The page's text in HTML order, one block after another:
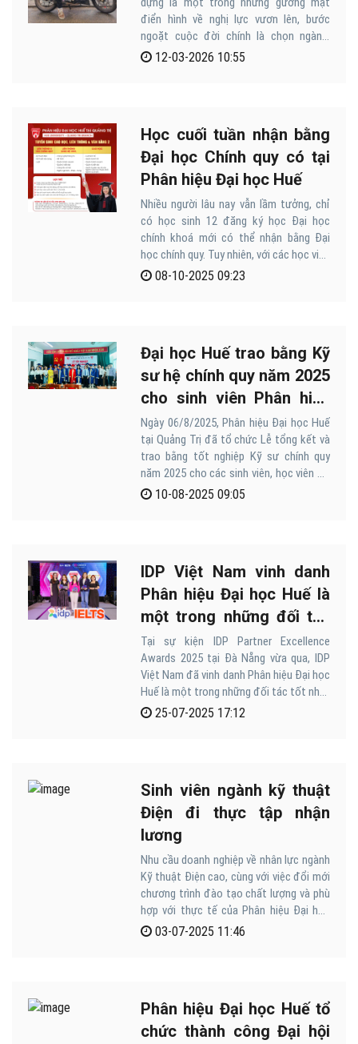
điển hình về nghị lực vươn lên, bước
ngoặt cuộc đời chính là chọn ngành,
chọn trường tại Phân hiệu Đại học Huế.
12-03-2026 10:55
Học cuối tuần nhận bằng
Đại học Chính quy có tại
Phân hiệu Đại học Huế
Nhiều người lâu nay vẫn lầm tưởng, chỉ
có học sinh 12 đăng ký học Đại học
chính khoá mới có thể nhận bằng Đại
học chính quy. Tuy nhiên, với các học viên
đăng ký học liên thông, văn bằng 2 tại
học tại Phân hiệu Đại học Huế lại được
quyền lợi như vậy?
08-10-2025 09:23
Đại học Huế trao bằng Kỹ
sư hệ chính quy năm 2025
cho sinh viên Phân hiệu
Quảng Trị
Ngày 06/8/2025, Phân hiệu Đại học Huế
tại Quảng Trị đã tổ chức Lễ tổng kết và
trao bằng tốt nghiệp Kỹ sư chính quy
năm 2025 cho các sinh viên, học viên đã
hoàn thành chương trình đào tạo.
10-08-2025 09:05
IDP Việt Nam vinh danh
Phân hiệu Đại học Huế là
một trong những đối tác
tốt nhất
Tại sự kiện IDP Partner Excellence
Awards 2025 tại Đà Nẵng vừa qua, IDP
Việt Nam đã vinh danh Phân hiệu Đại học
Huế là một trong những đối tác tốt nhất
tại khu vực miền Trung.
25-07-2025 17:12
Sinh viên ngành kỹ thuật
Điện đi thực tập nhận
lương
Nhu cầu doanh nghiệp về nhân lực ngành
Kỹ thuật Điện cao, cùng với việc đổi mới
chương trình đào tạo chất lượng và phù
hợp với thực tế của Phân hiệu Đại học
Huế đã bước đầu đem lại hiệu quả, sinh
03-07-2025 11:46
Phân hiệu Đại học Huế tổ
chức thành công Đại hội